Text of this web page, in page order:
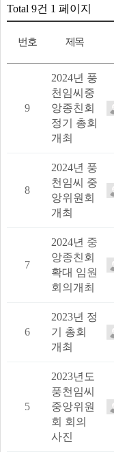
Total 9건 1 페이지
번호 제목
9
2024년 풍
천임씨중
앙종친회
정기 총회
개최
8
2024년 풍
천임씨 중
앙위원회
개최
7
2024년 중
앙종친회
확대 임원
회의개최
6
2023년 정
기 총회
개최
5
2023년도
풍천임씨
중앙위원
회 회의
사진